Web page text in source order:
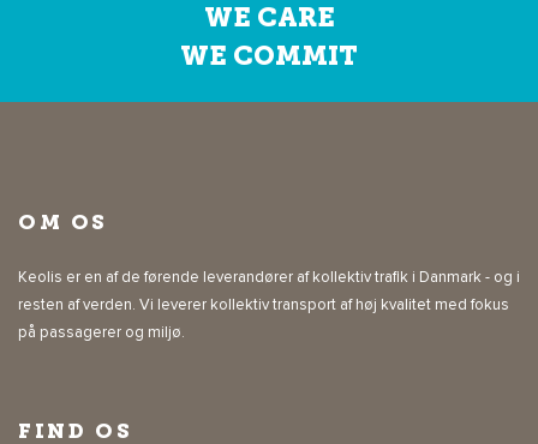
WE CARE
WE COMMIT
OM OS
Keolis er en af de førende leverandører af kollektiv trafik i Danmark - og i
resten af verden. Vi leverer kollektiv transport af høj kvalitet med fokus
på passagerer og miljø.
FIND OS